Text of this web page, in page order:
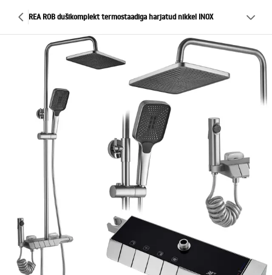
REA ROB dušikomplekt termostaadiga harjatud nikkel INOX